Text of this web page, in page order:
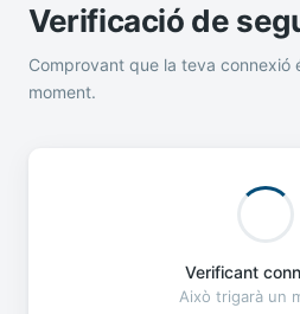
Verificació de
Comprovant que la teva connexió
moment.
Verificant
Això trigarà un